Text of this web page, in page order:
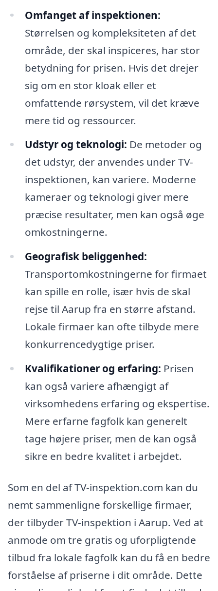
Omfanget af inspektionen:
Størrelsen og kompleksiteten af det
område, der skal inspiceres, har stor
betydning for prisen. Hvis det drejer
sig om en stor kloak eller et
omfattende rørsystem, vil det kræve
mere tid og ressourcer.
Udstyr og teknologi: De metoder og
det udstyr, der anvendes under TV-
inspektionen, kan variere. Moderne
kameraer og teknologi giver mere
præcise resultater, men kan også øge
omkostningerne.
Geografisk beliggenhed:
Transportomkostningerne for firmaet
kan spille en rolle, især hvis de skal
rejse til Aarup fra en større afstand.
Lokale firmaer kan ofte tilbyde mere
konkurrencedygtige priser.
Kvalifikationer og erfaring: Prisen
kan også variere afhængigt af
virksomhedens erfaring og ekspertise.
Mere erfarne fagfolk kan generelt
tage højere priser, men de kan også
sikre en bedre kvalitet i arbejdet.
Som en del af TV-inspektion.com kan du
nemt sammenligne forskellige firmaer,
der tilbyder TV-inspektion i Aarup. Ved at
anmode om tre gratis og uforpligtende
tilbud fra lokale fagfolk kan du få en bedre
forståelse af priserne i dit område. Dette